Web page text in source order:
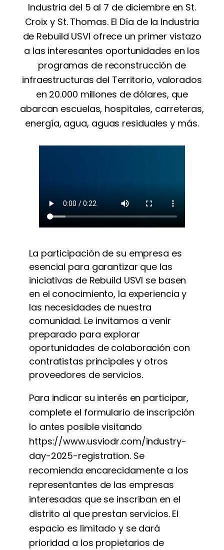
Industria del 5 al 7 de diciembre en St.
Croix y St. Thomas. El Día de la Industria
de Rebuild USVI ofrece un primer vistazo
a las interesantes oportunidades en los
programas de reconstrucción de
infraestructuras del Territorio, valorados
en 20.000 millones de dólares, que
abarcan escuelas, hospitales, carreteras,
energía, agua, aguas residuales y más.
La participación de su empresa es
esencial para garantizar que las
iniciativas de Rebuild USVI se basen
en el conocimiento, la experiencia y
las necesidades de nuestra
comunidad. Le invitamos a venir
preparado para explorar
oportunidades de colaboración con
contratistas principales y otros
proveedores de servicios.
Para indicar su interés en participar,
complete el formulario de inscripción
lo antes posible visitando
https://www.usviodr.com/industry-
day-2025-registration. Se
recomienda encarecidamente a los
representantes de las empresas
interesadas que se inscriban en el
distrito al que prestan servicios. El
espacio es limitado y se dará
prioridad a los propietarios de